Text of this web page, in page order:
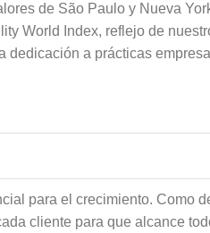
de São Paulo y Nueva
World Index, reflejo de
dedicación a prácticas
para el crecimiento. Como
cliente para que alcance